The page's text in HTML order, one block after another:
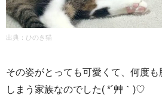
出典：ひのき猫
その姿がとっても可愛くて、何度
しまう家族なのでした( *´艸｀)♡